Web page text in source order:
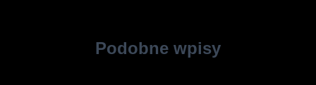
Podobne wpisy